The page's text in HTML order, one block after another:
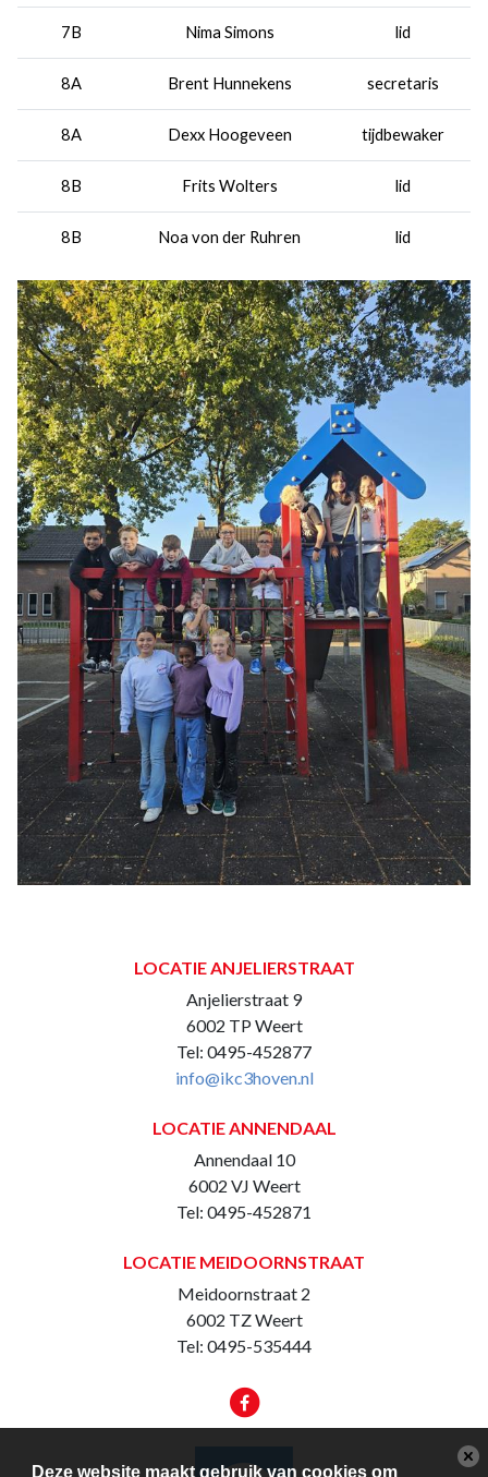
7B Nima Simons lid
8A Brent Hunnekens secretaris
8A Dexx Hoogeveen tijdbewaker
8B Frits Wolters lid
8B Noa von der Ruhren lid
LOCATIE ANJELIERSTRAAT
Anjelierstraat 9
6002 TP Weert
Tel: 0495-452877
info@ikc3hoven.nl
LOCATIE ANNENDAAL
Annendaal 10
6002 VJ Weert
Tel: 0495-452871
LOCATIE MEIDOORNSTRAAT
Meidoornstraat 2
6002 TZ Weert
Tel: 0495-535444
Deze website maakt gebruik van cookies om